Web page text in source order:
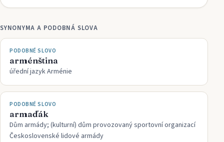
SYNONYMA A PODOBNÁ SLOVA
PODOBNÉ SLOVO
arménština
úřední jazyk Arménie
PODOBNÉ SLOVO
armaďák
Dům armády; (kulturní) dům provozovaný sportovní organizací
Československé lidové armády